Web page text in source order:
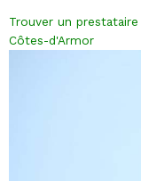
Trouver un
Côtes-d'Armor